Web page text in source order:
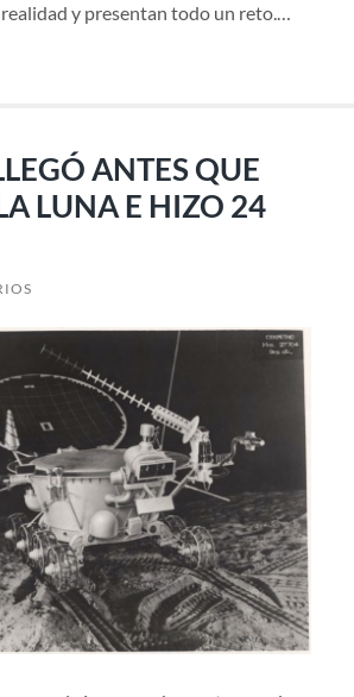
y presentan todo un reto.…
ANTES QUE
LUNA E HIZO 24